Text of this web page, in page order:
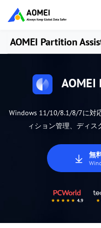
AOMEI Partition
Windows 11/10/8.1/8/7に対
ィション管理、ディス
無